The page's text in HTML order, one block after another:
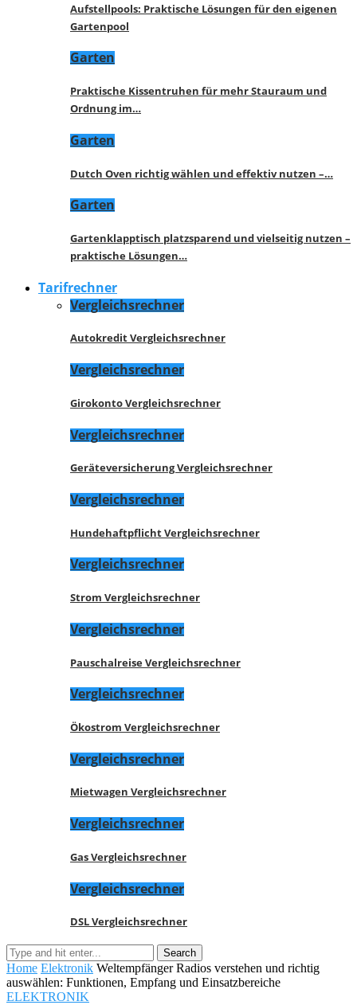
Aufstellpools: Praktische Lösungen für den eigenen
Gartenpool
Garten
Praktische Kissentruhen für mehr Stauraum und
Ordnung im…
Garten
Dutch Oven richtig wählen und effektiv nutzen –…
Garten
Gartenklapptisch platzsparend und vielseitig nutzen –
praktische Lösungen…
Tarifrechner
Vergleichsrechner
Autokredit Vergleichsrechner
Vergleichsrechner
Girokonto Vergleichsrechner
Vergleichsrechner
Geräteversicherung Vergleichsrechner
Vergleichsrechner
Hundehaftpflicht Vergleichsrechner
Vergleichsrechner
Strom Vergleichsrechner
Vergleichsrechner
Pauschalreise Vergleichsrechner
Vergleichsrechner
Ökostrom Vergleichsrechner
Vergleichsrechner
Mietwagen Vergleichsrechner
Vergleichsrechner
Gas Vergleichsrechner
Vergleichsrechner
DSL Vergleichsrechner
Home Elektronik Weltempfänger Radios verstehen und richtig
auswählen: Funktionen, Empfang und Einsatzbereiche
ELEKTRONIK